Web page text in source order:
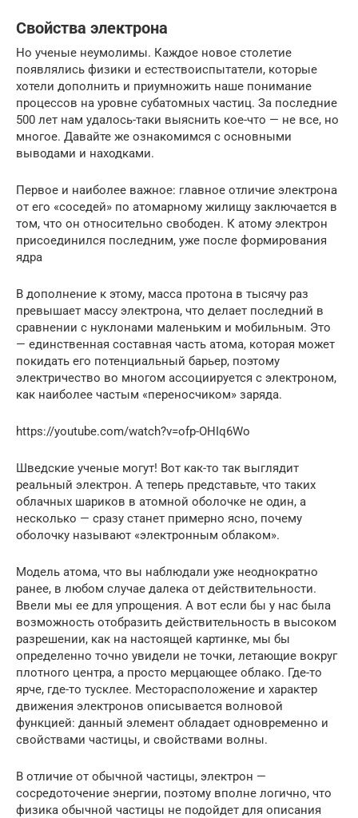
Свойства электрона
Но ученые неумолимы. Каждое новое столетие
появлялись физики и естествоиспытатели, которые
хотели дополнить и приумножить наше понимание
процессов на уровне субатомных частиц. За последние
500 лет нам удалось-таки выяснить кое-что — не все, но
многое. Давайте же ознакомимся с основными
выводами и находками.
Первое и наиболее важное: главное отличие электрона
от его «соседей» по атомарному жилищу заключается в
том, что он относительно свободен. К атому электрон
присоединился последним, уже после формирования
ядра
В дополнение к этому, масса протона в тысячу раз
превышает массу электрона, что делает последний в
сравнении с нуклонами маленьким и мобильным. Это
— единственная составная часть атома, которая может
покидать его потенциальный барьер, поэтому
электричество во многом ассоциируется с электроном,
как наиболее частым «переносчиком» заряда.
https://youtube.com/watch?v=ofp-OHIq6Wo
Шведские ученые могут! Вот как-то так выглядит
реальный электрон. А теперь представьте, что таких
облачных шариков в атомной оболочке не один, а
несколько — сразу станет примерно ясно, почему
оболочку называют «электронным облаком».
Модель атома, что вы наблюдали уже неоднократно
ранее, в любом случае далека от действительности.
Ввели мы ее для упрощения. А вот если бы у нас была
возможность отобразить действительность в высоком
разрешении, как на настоящей картинке, мы бы
определенно точно увидели не точки, летающие вокруг
плотного центра, а просто мерцающее облако. Где-то
ярче, где-то тусклее. Месторасположение и характер
движения электронов описывается волновой
функцией: данный элемент обладает одновременно и
свойствами частицы, и свойствами волны.
В отличие от обычной частицы, электрон —
сосредоточение энергии, поэтому вполне логично, что
физика обычной частицы не подойдет для описания